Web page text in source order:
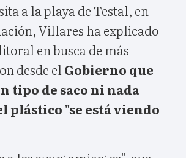
a la playa de Testal, en
Villares ha explicado
en busca de más
desde el Gobierno que
de saco ni nada
plástico "se está viendo